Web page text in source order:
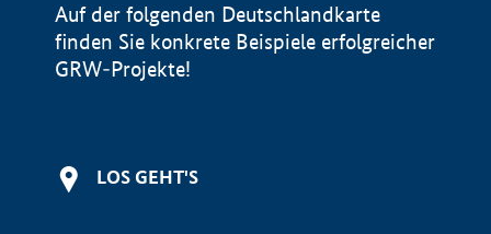
Auf der folgenden Deutschlandkarte
finden Sie konkrete Beispiele erfolgreicher
GRW-Projekte!
LOS GEHT'S